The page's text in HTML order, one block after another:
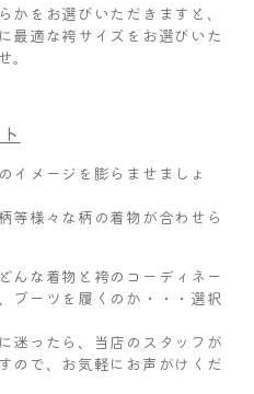
をお選びいただきますと、
最適な袴サイズをお選びいた
イメージを膨らませましょ
等様々な柄の着物が合わせら
んな着物と袴のコーディネー
ブーツを履くのか・・・選択
迷ったら、当店のスタッフが
ので、お気軽にお声がけくだ